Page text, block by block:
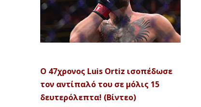
Ο 47χρονος Luis Ortiz ισοπέδωσε
τον αντίπαλό του σε μόλις 15
δευτερόλεπτα! (Βίντεο)